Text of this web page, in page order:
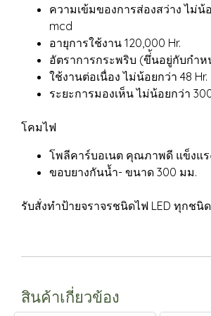
ความเข้มของการส่องสว่าง ไม่น้
mcd
อายุการใช้งาน 120,000 Hr.
อัตราการกระพริบ (ขึ่้นอยู่กับกำห
ใช้งานต่อเนื่อง ไม่น้อยกว่า 48 Hr.
ระยะการมองเห็น ไม่น้อยกว่า
โคมไฟ
โพลีคาร์บอเนต คุณภาพดี แข็งแ
ขอบยางกันน้ำ- ขนาด 300 มม.
รับสั่งทำป้ายจราจรชนิดไฟ LED ทุกชนิด
สินค้าเกี่ยวข้อง